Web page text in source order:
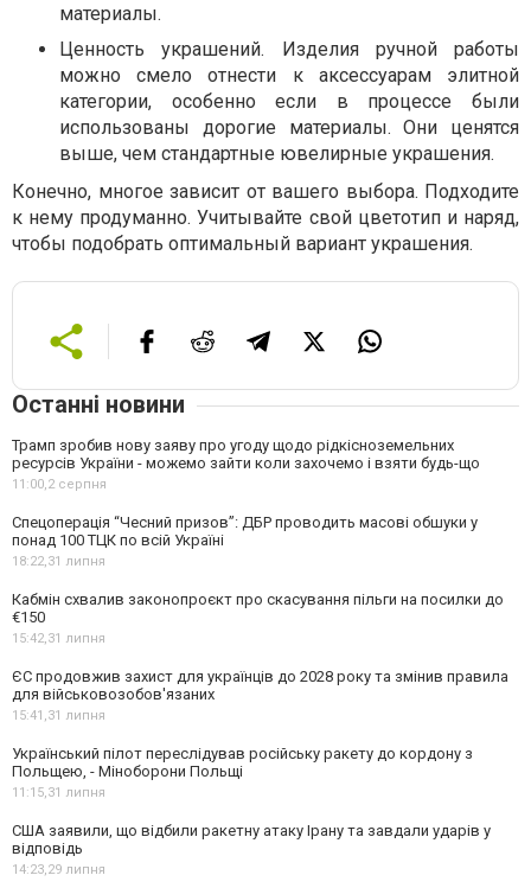
материалы.
Ценность украшений. Изделия ручной работы
можно смело отнести к аксессуарам элитной
категории, особенно если в процессе были
использованы дорогие материалы. Они ценятся
выше, чем стандартные ювелирные украшения.
Конечно, многое зависит от вашего выбора. Подходите
к нему продуманно. Учитывайте свой цветотип и наряд,
чтобы подобрать оптимальный вариант украшения.
Останні новини
Трамп зробив нову заяву про угоду щодо рідкісноземельних
ресурсів України - можемо зайти коли захочемо і взяти будь-що
11:00,2 серпня
Спецоперація “Чесний призов”: ДБР проводить масові обшуки у
понад 100 ТЦК по всій Україні
18:22,31 липня
Кабмін схвалив законопроєкт про скасування пільги на посилки до
€150
15:42,31 липня
ЄС продовжив захист для українців до 2028 року та змінив правила
для військовозобов'язаних
15:41,31 липня
Український пілот переслідував російську ракету до кордону з
Польщею, - Міноборони Польщі
11:15,31 липня
США заявили, що відбили ракетну атаку Ірану та завдали ударів у
відповідь
14:23,29 липня